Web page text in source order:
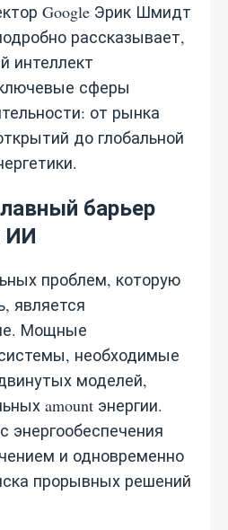
Google Эрик Шмидт
рассказывает,
интеллект
сферы
от рынка
до глобальной
барьер
ИИ
проблем, которую
является
Мощные
необходимые
моделей,
amount энергии.
энергообеспечения
и одновременно
прорывных решений